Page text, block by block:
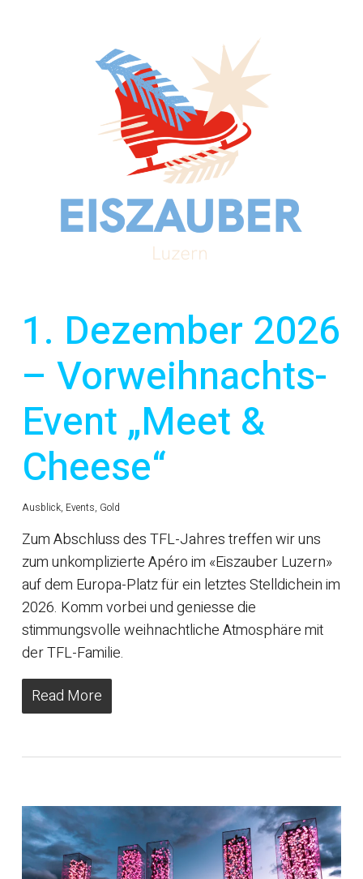
1. Dezember 2026
– Vorweihnachts-
Event „Meet &
Cheese“
Ausblick, Events, Gold
Zum Abschluss des TFL-Jahres treffen wir uns
zum unkomplizierte Apéro im «Eiszauber Luzern»
auf dem Europa-Platz für ein letztes Stelldichein im
2026. Komm vorbei und geniesse die
stimmungsvolle weihnachtliche Atmosphäre mit
der TFL-Familie.
Read More